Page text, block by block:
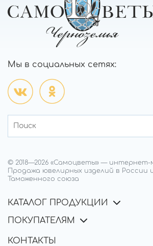
Мы в социальных сетях:
© 2018—2026 «Самоцветы» — интернет-
Продажа ювелирных изделий в России
Таможенного союза
КАТАЛОГ ПРОДУКЦИИ
ПОКУПАТЕЛЯМ
КОНТАКТЫ